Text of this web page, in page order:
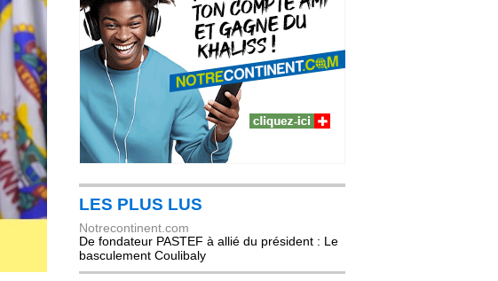
LES PLUS LUS
Notrecontinent.com
De fondateur PASTEF à allié du président : Le
basculement Coulibaly